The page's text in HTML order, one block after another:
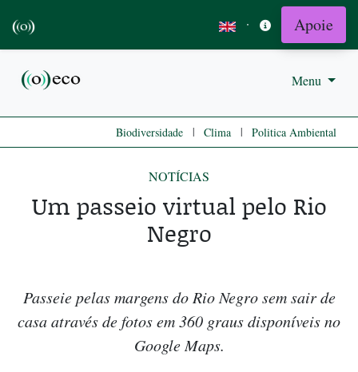
· Apoie
Menu
Biodiversidade | Clima | Politica Ambiental
NOTÍCIAS
Um passeio virtual pelo Rio
Negro
Passeie pelas margens do Rio Negro sem sair de
casa através de fotos em 360 graus disponíveis no
Google Maps.